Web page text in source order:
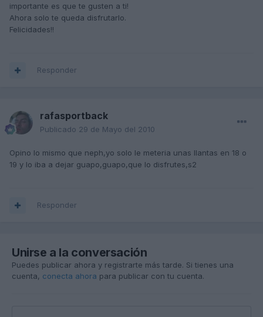
importante es que te gusten a ti!
Ahora solo te queda disfrutarlo.
Felicidades!!
Responder
rafasportback
Publicado 29 de Mayo del 2010
Opino lo mismo que neph,yo solo le meteria unas llantas en 18 o
19 y lo iba a dejar guapo,guapo,que lo disfrutes,s2
Responder
Unirse a la conversación
Puedes publicar ahora y registrarte más tarde. Si tienes una
cuenta, conecta ahora para publicar con tu cuenta.